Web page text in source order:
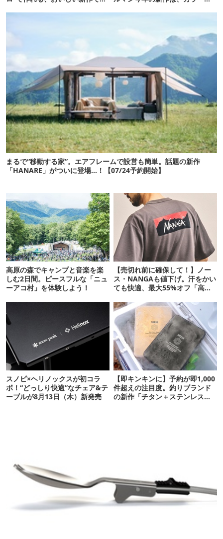
まるで“移動する家”。エアフレームで設営も簡単。話題の新作
「HANARE」がついに登場…！【07/24予約開始】
高原の森でキャンプと音楽を楽
しむ2日間。ピースフルな「ニュ
ーアコ村」を体験しよう！
【売切れ前に確保して！】ノー
ス・NANGAも値下げ。汗をかい
ても快適、最大55%オフ「高機
スノピ×ヘリノックスが初コラ
ボ！“どっしり快適”なチェア&テ
ーブルが8月13日（木）新発売
【即キンキンに】予約が即1,000
件超えの注目度。釣りブランド
の新作「チタン＋ステンレスの